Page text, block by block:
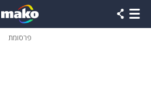
פרסומת